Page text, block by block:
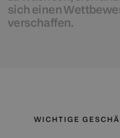
sich einen
verschaffen.
WICHTIGE